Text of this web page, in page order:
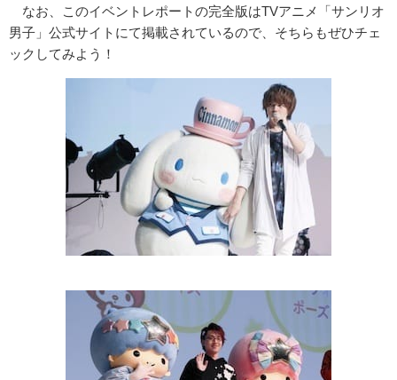
なお、このイベントレポートの完全版はTVアニメ「サンリオ
男子」公式サイトにて掲載されているので、そちらもぜひチェ
ックしてみよう！